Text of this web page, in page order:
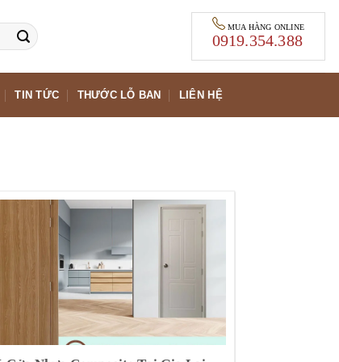
MUA HÀNG ONLINE
0919.354.388
TIN TỨC THƯỚC LỖ BAN LIÊN HỆ